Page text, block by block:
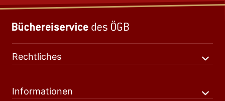
Rechtliches
Informationen